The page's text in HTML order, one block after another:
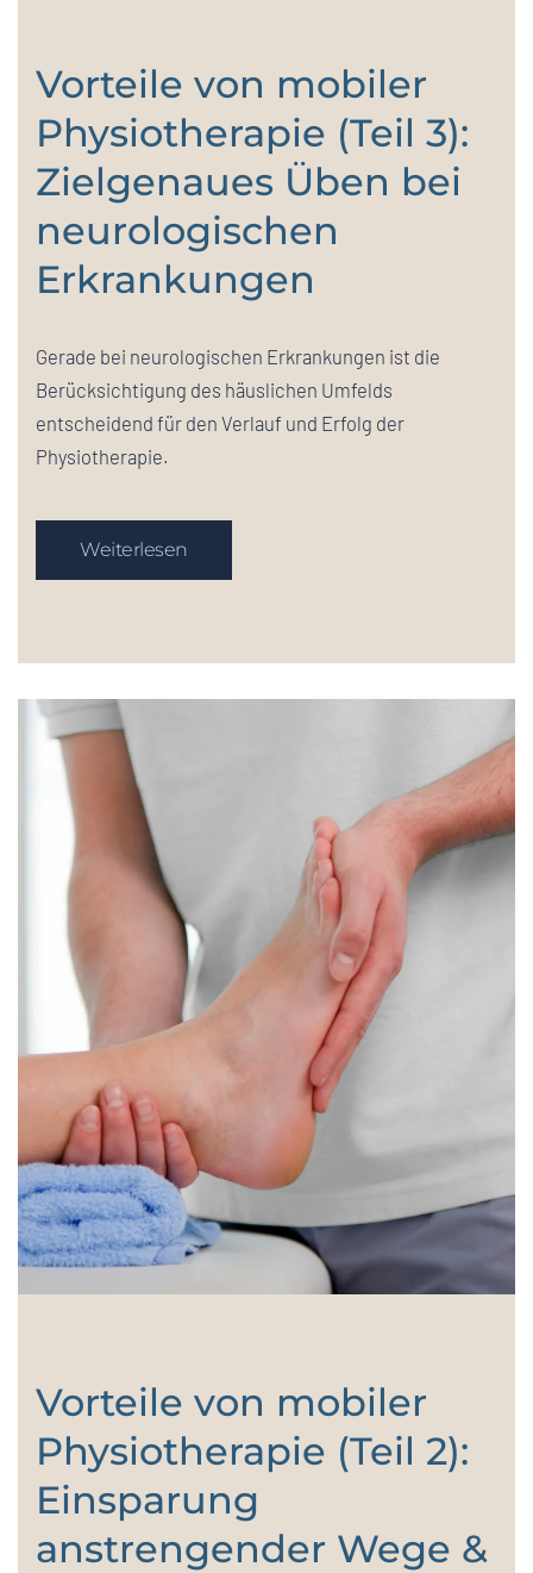
Vorteile von mobiler
Physiotherapie (Teil 3):
Zielgenaues Üben bei
neurologischen
Erkrankungen
Gerade bei neurologischen Erkrankungen ist die
Berücksichtigung des häuslichen Umfelds
entscheidend für den Verlauf und Erfolg der
Physiotherapie.
Weiterlesen
Vorteile von mobiler
Physiotherapie (Teil 2):
Einsparung
anstrengender Wege &